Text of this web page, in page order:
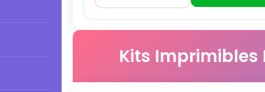
Kits Imprimibles